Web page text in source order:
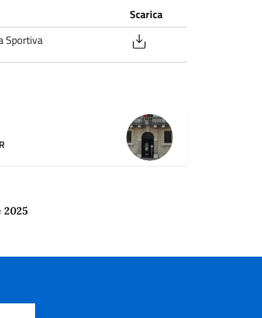
Scarica
Sportiva